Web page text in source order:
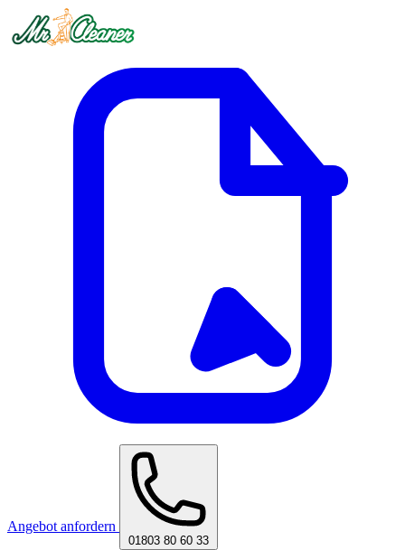
Angebot anfordern
01803 80 60 33